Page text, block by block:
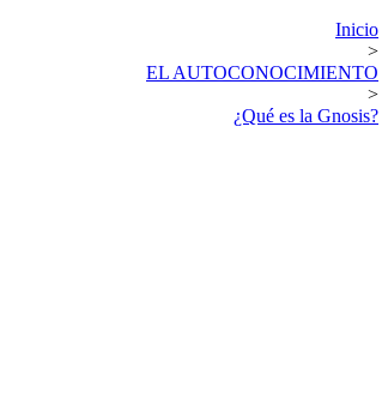
Inicio
>
EL AUTOCONOCIMIENTO
>
¿Qué es la Gnosis?